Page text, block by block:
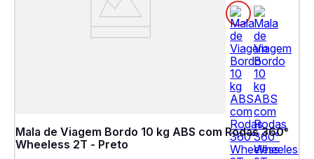
Mala de Viagem Bordo 10 kg ABS com Rodas 360°
Wheeless 2T - Preto